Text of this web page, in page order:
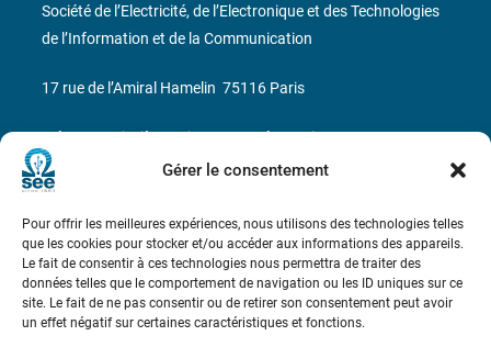
Gérer le consentement
Pour offrir les meilleures expériences, nous utilisons des technologies telles
que les cookies pour stocker et/ou accéder aux informations des appareils.
Le fait de consentir à ces technologies nous permettra de traiter des
données telles que le comportement de navigation ou les ID uniques sur ce
site. Le fait de ne pas consentir ou de retirer son consentement peut avoir
un effet négatif sur certaines caractéristiques et fonctions.
Bicentenaire des découvertes d’André-
Marie Ampère
Société de l’Electricité, de l’Electronique et des Technologies
de l’Information et de la Communication
17 rue de l’Amiral Hamelin 75116 Paris
Métro : « Boissière » Ligne 6 et « Iéna » Ligne 9
Téléphone : (+33) 1 56 90 37 17
N° de SIREN : 785 393 232, Code APE : 9412Z TVA intra-
communautaire : FR44 785 393 232